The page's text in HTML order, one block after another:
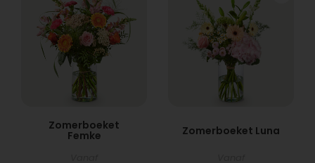
Zomerboeket
Femke Zomerboeket Luna